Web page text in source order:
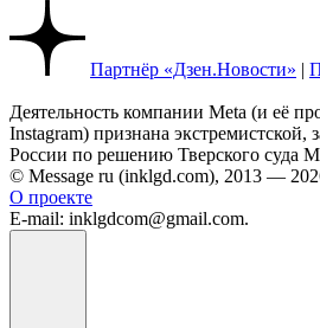
Партнёр «Дзен.Новости» |
Деятельность компании Meta (и её
Instagram) признана экстремистской,
России по решению Тверского суда
© Message ru (inklgd.com), 2013 —
О проекте
E-mail: inklgdcom@gmail.com.